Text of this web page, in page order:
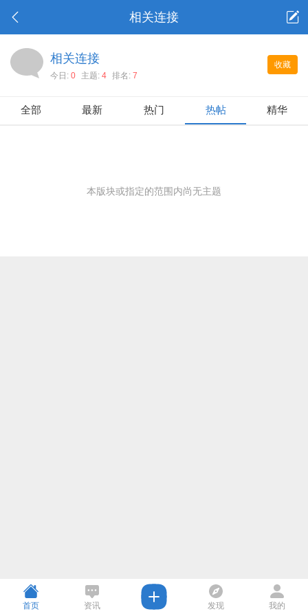
相关连接
收藏
相关连接
今日: 0 主题: 4 排名: 7
全部 最新 热门 热帖 精华
本版块或指定的范围内尚无主题
首页 资讯 发现 我的